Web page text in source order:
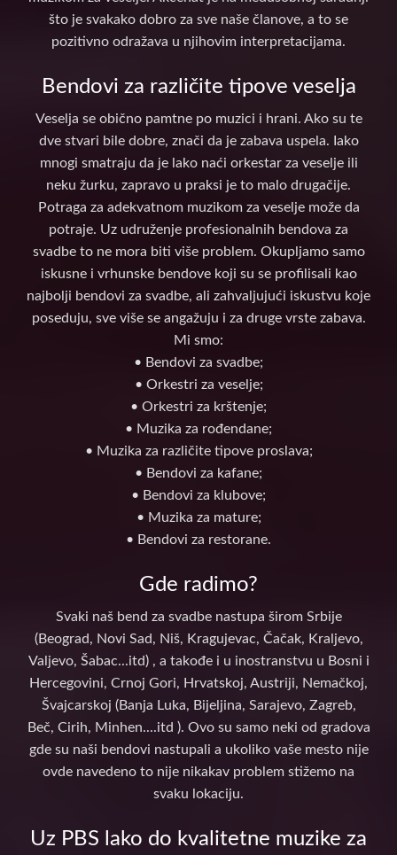
što je svakako dobro za sve naše članove, a to se
pozitivno odražava u njihovim interpretacijama.
Bendovi za različite tipove veselja
Veselja se obično pamtne po muzici i hrani. Ako su te
dve stvari bile dobre, znači da je zabava uspela. Iako
mnogi smatraju da je lako naći orkestar za veselje ili
neku žurku, zapravo u praksi je to malo drugačije.
Potraga za adekvatnom muzikom za veselje može da
potraje. Uz udruženje profesionalnih bendova za
svadbe to ne mora biti više problem. Okupljamo samo
iskusne i vrhunske bendove koji su se profilisali kao
najbolji bendovi za svadbe, ali zahvaljujući iskustvu koje
poseduju, sve više se angažuju i za druge vrste zabava.
Mi smo:
• Bendovi za svadbe;
• Orkestri za veselje;
• Orkestri za krštenje;
• Muzika za rođendane;
• Muzika za različite tipove proslava;
• Bendovi za kafane;
• Bendovi za klubove;
• Muzika za mature;
• Bendovi za restorane.
Gde radimo?
Svaki naš bend za svadbe nastupa širom Srbije
(Beograd, Novi Sad, Niš, Kragujevac, Čačak, Kraljevo,
Valjevo, Šabac...itd) , a takođe i u inostranstvu u Bosni i
Hercegovini, Crnoj Gori, Hrvatskoj, Austriji, Nemačkoj,
Švajcarskoj (Banja Luka, Bijeljina, Sarajevo, Zagreb,
Beč, Cirih, Minhen....itd ). Ovo su samo neki od gradova
gde su naši bendovi nastupali a ukoliko vaše mesto nije
ovde navedeno to nije nikakav problem stižemo na
svaku lokaciju.
Uz PBS lako do kvalitetne muzike za